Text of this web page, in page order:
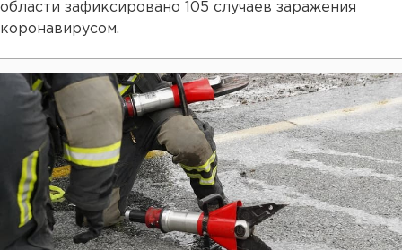
области зафиксировано 105 случаев заражения
коронавирусом.